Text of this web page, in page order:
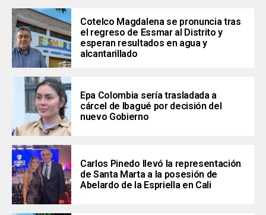
Cotelco Magdalena se pronuncia tras
el regreso de Essmar al Distrito y
esperan resultados en agua y
alcantarillado
Epa Colombia sería trasladada a
cárcel de Ibagué por decisión del
nuevo Gobierno
Carlos Pinedo llevó la representación
de Santa Marta a la posesión de
Abelardo de la Espriella en Cali